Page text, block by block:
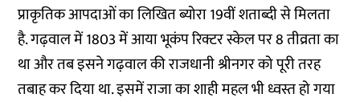
प्राकृतिक आपदाओं का लिखित ब्योरा 19वीं शताब्दी से मिलता
है. गढ़वाल में 1803 में आया भूकंप रिक्टर स्केल पर 8 तीव्रता का
था और तब इसने गढ़वाल की राजधानी श्रीनगर को पूरी तरह
तबाह कर दिया था. इसमें राजा का शाही महल भी ध्वस्त हो गया